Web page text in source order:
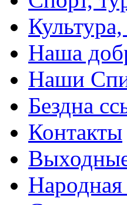
Наша
Наши
Бездна
Контакты
Народная